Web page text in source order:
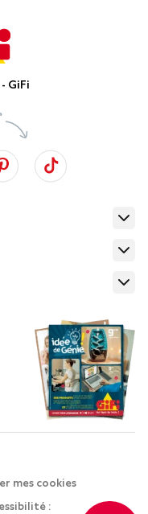
GiFi
mes cookies
: